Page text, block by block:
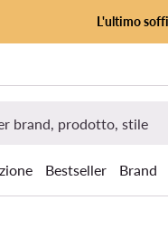
L'ultimo
Bestseller Brand